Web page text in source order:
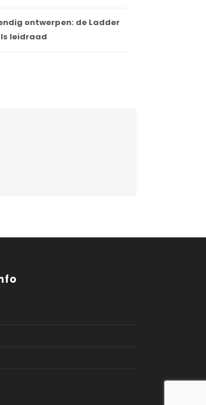
ontwerpen: de Ladder
leidraad